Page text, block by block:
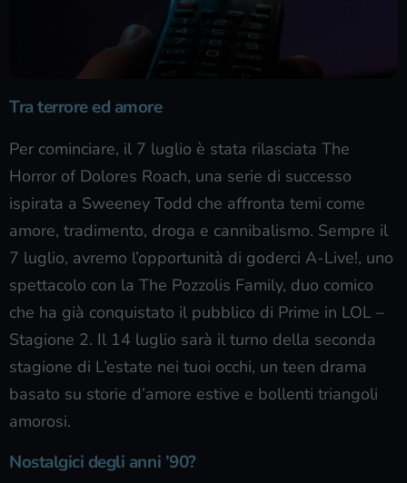
Tra terrore ed amore
Per cominciare, il 7 luglio è stata rilasciata The
Horror of Dolores Roach, una serie di successo
ispirata a Sweeney Todd che affronta temi come
amore, tradimento, droga e cannibalismo. Sempre il
7 luglio, avremo l’opportunità di goderci A-Live!, uno
spettacolo con la The Pozzolis Family, duo comico
che ha già conquistato il pubblico di Prime in LOL –
Stagione 2. Il 14 luglio sarà il turno della seconda
stagione di L’estate nei tuoi occhi, un teen drama
basato su storie d’amore estive e bollenti triangoli
amorosi.
Nostalgici degli anni ’90?